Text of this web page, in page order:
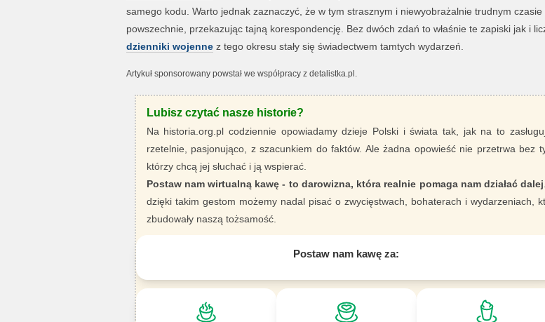
samego kodu. Warto jednak zaznaczyć, że w tym strasznym i niewyobrażalnie trudnym czasie
powszechnie, przekazując tajną korespondencję. Bez dwóch zdań to właśnie te zapiski jak i
dzienniki wojennez tego okresu stały się świadectwem tamtych wydarzeń.
Artykuł sponsorowany powstał we współpracy z detalistka.pl.
Lubisz czytać nasze historie?
Na historia.org.pl codziennie opowiadamy dzieje Polski i świata tak, jak na to
rzetelnie, pasjonująco, z szacunkiem do faktów. Ale żadna opowieść nie przetrwa bez
którzy chcą jej słuchać i ją wspierać.
Postaw nam wirtualną kawę - to darowizna, która realnie pomaga nam działać dalej
dzięki takim gestom możemy nadal pisać o zwycięstwach, bohaterach i wydarzeniach,
zbudowały naszą tożsamość.
Postaw nam kawę za: